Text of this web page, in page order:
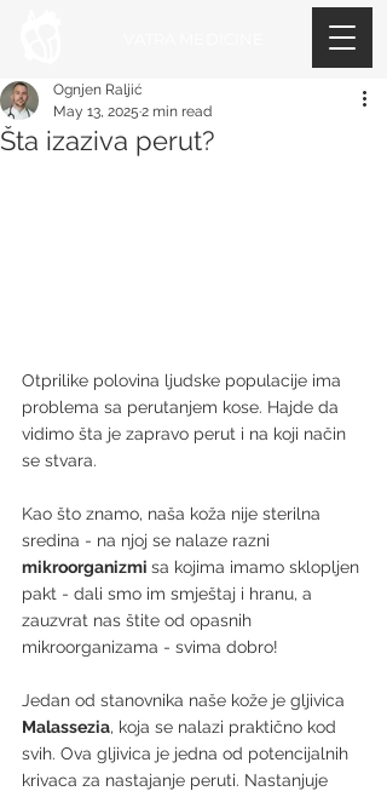
Šta izaziva perut?
Ognjen Raljić
May 13, 2025 2 min read
Otprilike polovina ljudske populacije ima
problema sa perutanjem kose. Hajde da
vidimo šta je zapravo perut i na koji način
se stvara.
Kao što znamo, naša koža nije sterilna
sredina - na njoj se nalaze razni
mikroorganizmi sa kojima imamo sklopljen
pakt - dali smo im smještaj i hranu, a
zauzvrat nas štite od opasnih
mikroorganizama - svima dobro!
Jedan od stanovnika naše kože je gljivica
Malassezia, koja se nalazi praktično kod
svih. Ova gljivica je jedna od potencijalnih
krivaca za nastajanje peruti. Nastanjuje